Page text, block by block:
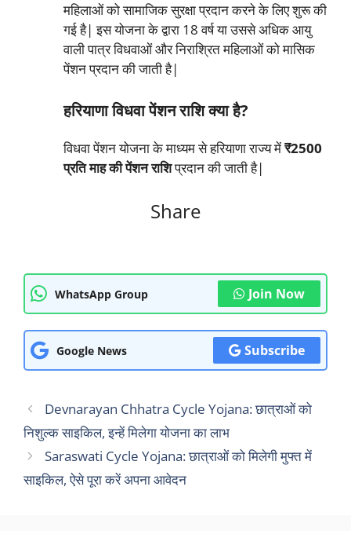
महिलाओं को सामाजिक सुरक्षा प्रदान करने के लिए शुरू की
गई है| इस योजना के द्वारा 18 वर्ष या उससे अधिक आयु
वाली पात्र विधवाओं और निराश्रित महिलाओं को मासिक
पेंशन प्रदान की जाती है|
हरियाणा विधवा पेंशन राशि क्या है?
विधवा पेंशन योजना के माध्यम से हरियाणा राज्य में₹2500
प्रति माह की पेंशन राशिप्रदान की जाती है|
Share
WhatsApp Group Join Now
Google News Subscribe
Devnarayan Chhatra Cycle Yojana: छात्राओं को
निशुल्क साइकिल, इन्हें मिलेगा योजना का लाभ
Saraswati Cycle Yojana: छात्राओं को मिलेगी मुफ्त में
साइकिल, ऐसे पूरा करें अपना आवेदन